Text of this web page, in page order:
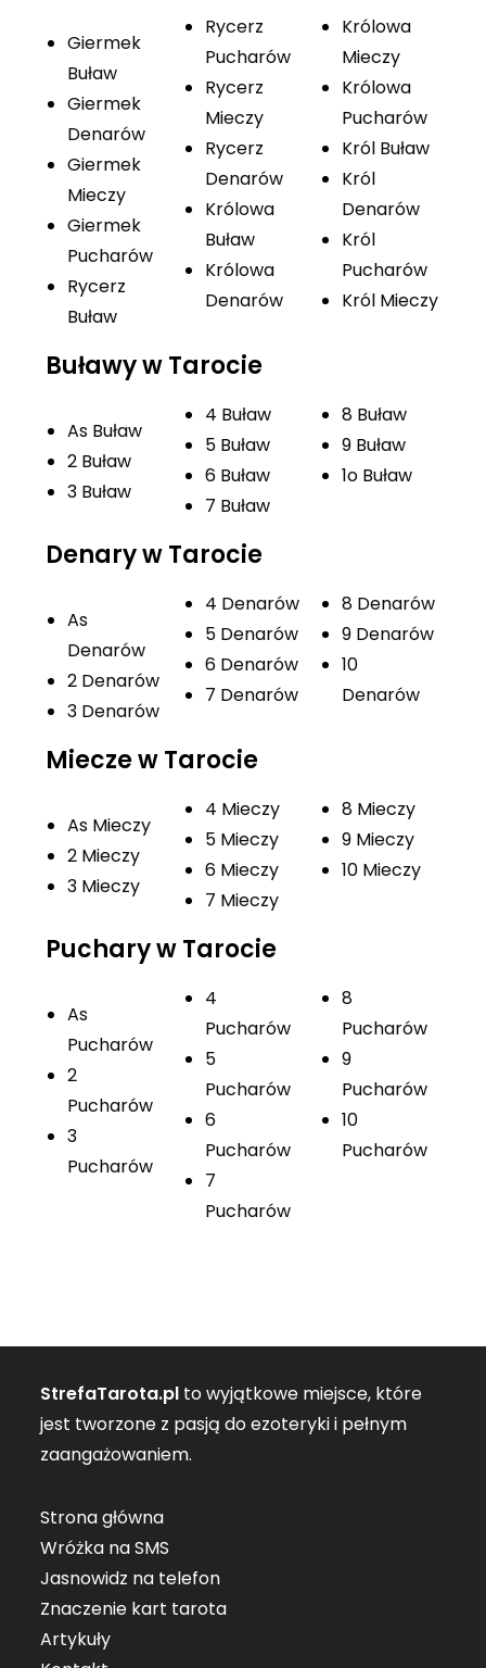
Giermek
Buław
Giermek
Denarów
Giermek
Mieczy
Giermek
Pucharów
Rycerz
Buław
Rycerz
Pucharów
Rycerz
Mieczy
Rycerz
Denarów
Królowa
Buław
Królowa
Denarów
Królowa
Mieczy
Królowa
Pucharów
Król Buław
Król
Denarów
Król
Pucharów
Król Mieczy
Buławy w Tarocie
As Buław
2 Buław
3 Buław
4 Buław
5 Buław
6 Buław
7 Buław
8 Buław
9 Buław
1o Buław
Denary w Tarocie
As
Denarów
2 Denarów
3 Denarów
4 Denarów
5 Denarów
6 Denarów
7 Denarów
8 Denarów
9 Denarów
10
Denarów
Miecze w Tarocie
As Mieczy
2 Mieczy
3 Mieczy
4 Mieczy
5 Mieczy
6 Mieczy
7 Mieczy
8 Mieczy
9 Mieczy
10 Mieczy
Puchary w Tarocie
As
Pucharów
2
Pucharów
3
Pucharów
4
Pucharów
5
Pucharów
6
Pucharów
7
Pucharów
8
Pucharów
9
Pucharów
10
Pucharów
StrefaTarota.pl to wyjątkowe miejsce, które
jest tworzone z pasją do ezoteryki i pełnym
zaangażowaniem.
Strona główna
Wróżka na SMS
Jasnowidz na telefon
Znaczenie kart tarota
Artykuły